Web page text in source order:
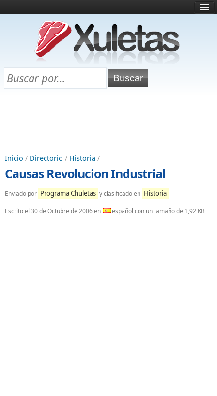
¿Qué es esto?
Directorio
Chuletas para exámenes
Inicio / Directorio / Historia /
Causas Revolucion Industrial
Enviado por Programa Chuletas y clasificado en Historia
Escrito el 30 de Octubre de 2006en español con un tamaño de 1,92 KB